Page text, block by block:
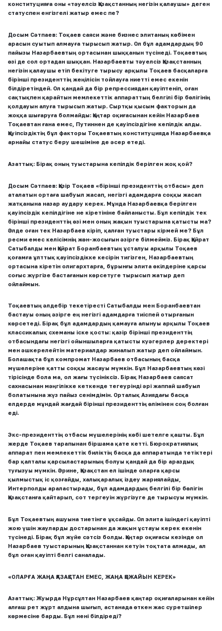
конституцияға оны «тәуелсіз Қазақстанның негізін қалаушы» деген
статуспен енгізгелі жатыр емес пе?
Досым Сәтпаев: Тоқаев саяси және бизнес элитаның көбімен
арасын суытып алмауға тырысып жатыр. Ол бұл адамдардың 90
пайызы Назарбаевтың ортасынан шыққанын түсінеді. Тоқаевтың
өзі де сол ортадан шыққан. Назарбаевты тәуелсіз Қазақстанның
негізін қалаушы етіп бекітуге тырысу арқылы Тоқаев басқаларға
бірінші президенттің жеңілісін тойлауға ниетті емес екенін
білдіретіндей. Ол қандай да бір репрессиядан қауіптеніп, оған
сақтықпен қарайтын мемлекеттік аппараттың белгілі бір бөлігінің
қолдауын алуға тырысып жатыр. Сыртқы қысым факторын да
жоққа шығаруға болмайды: Қаңтар оқиғасынан кейін Назарбаев
Тоқаевтан ғана емес, Путиннен де қауіпсіздігіне кепілдік алды.
Қауіпсіздіктің бұл факторы Тоқаевтың конституцияда Назарбаевқа
арнайы статус беру шешіміне де әсер етеді.
Азаттық: Бірақ оның туыстарына кепілдік берілген жоқ қой?
Досым Сәтпаев: Қазір Тоқаев «бірінші президенттің отбасы» деп
аталатын ортаға шабуыл жасап, негізгі адамдарға соққы жасап
жатқанына назар аудару керек. Мұнда Назарбаевқа берілген
қауіпсіздік кепілдігіне не кіретініне байланысты. Бұл кепілдік тек
бірінші президенттің өзі мен оның жақын туыстарына қатысты ма?
Әлде оған тек Назарбаев кіріп, қалған туыстары кірмей ме? Бұл
ресми емес келісімнің жөн-жосығын әзірге білмейміз. Бірақ Қайрат
Сатыбалды мен Қайрат Боранбаевтың ұсталуы арқылы Тоқаев
қоғамға ұлттық қауіпсіздікке кесірін тигізген, Назарбаевтың
ортасына кіретін олигархтарға, бұрынғы элита өкілдеріне қарсы
соғыс жүргізе бастағанын көрсетуге тырысып жатыр деп
ойлаймын.
Тоқаевтың әлдебір текетіресті Сатыбалды мен Боранбаевтан
бастауы оның әзірге ең негізгі адамдарға тиіспей отырғанын
көрсетеді. Бірақ бұл адамдардың қамауға алынуы арқылы Тоқаев
классикалық схеманы іске қосты: қазір бірінші президенттің
отбасындағы негізгі ойыншыларға қатысты куәгерлер деректері
мен әшкерелейтін материалдар жиналып жатыр деп ойлаймын.
Болашақта бұл компромат Назарбаев отбасының басқа
мүшелеріне қатты соққы жасауы мүмкін. Бұл Назарбаевтың көзі
тірісінде бола ма, ол жағы түсініксіз. Бірақ Назарбаев саясат
сахнасынан мәңгілікке кеткенде тегеурінді әрі жаппай шабуыл
болатынына жүз пайыз сенімдімін. Орталық Азиядағы басқа
елдерде мұндай жағдай бірінші президенттің өлімінен соң болған
еді.
Экс-президенттің отбасы мүшелерінің көбі шетелге қашты. Бұл
жерде Тоқаев тарапынан біршама қате кетті. Бюрократиялық
аппарат пен мемлекеттік биліктің басқа да аппаратында тетіктері
бар қалталы қарсыластарының болуы қандай да бір араздық
туғызуы мүмкін. Әрине, Қазақстан ел ішінде оларға қарсы
қылмыстық іс қозғайды, халықаралық іздеу жариялайды,
Интерполды араластырады, бұл адамдардың белгілі бір бөлігін
Қазақстанға қайтарып, сот тергеуін жүргізуге де тырысуы мүмкін.
Бұл Тоқаевтың ашуына тиетінге ұқсайды. Ол элита ішіндегі қауіпті
жою үшін жауларды достарынан да жақын ұстауы керек екенін
түсінеді. Бірақ бұл жүйе сәтсіз болды. Қаңтар оқиғасы кезінде ол
Назарбаев туыстарының Қазақстаннан кетуін тоқтата алмады, ал
бұл оған қауіпті белгі саналады.
«ОЛАРҒА ЖАҢА ҚАЗАҚСТАН ЕМЕС, ЖАҢА ҚОЖАЙЫН КЕРЕК»
Азаттық: Жуырда Нұрсұлтан Назарбаев қаңтар оқиғаларынан кейін
алғаш рет жұрт алдына шығып, астанада өткен жас суретшілер
көрмесіне барды. Бұл нені білдіреді?